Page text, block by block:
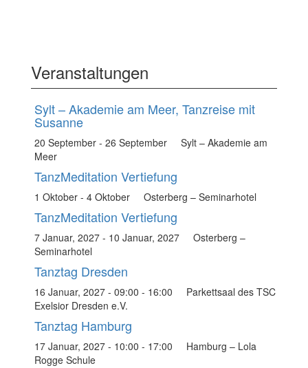
Veranstaltungen
Sylt – Akademie am Meer, Tanzreise mit
Susanne
20 September - 26 September
Sylt – Akademie am
Meer
TanzMeditation Vertiefung
1 Oktober - 4 Oktober Osterberg – Seminarhotel
TanzMeditation Vertiefung
7 Januar, 2027 - 10 Januar, 2027
Osterberg –
Seminarhotel
Tanztag Dresden
16 Januar, 2027 - 09:00 - 16:00
Parkettsaal des TSC
Exelsior Dresden e.V.
Tanztag Hamburg
17 Januar, 2027 - 10:00 - 17:00
Hamburg – Lola
Rogge Schule